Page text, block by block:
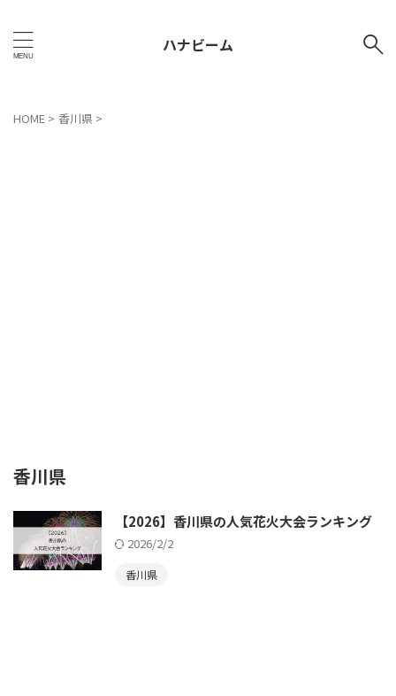
ハナビーム
HOME > 香川県 >
香川県
【2026】香川県の人気花火大会ランキング
2026/2/2
香川県